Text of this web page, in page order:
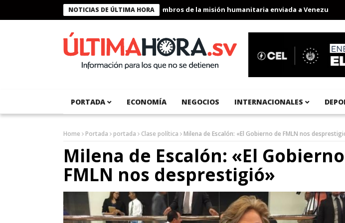
NOTICIAS DE ÚLTIMA HORA
Presidente Bukele condecora a miembros de la misión humanitaria enviada a Venezuela
PORTADA ECONOMÍA NEGOCIOS INTERNACIONALES
Home Portada portada Clase política Milena de Escalón: «El Gobierno de FMLN nos
Milena de Escalón: «El
FMLN nos desprestigió»